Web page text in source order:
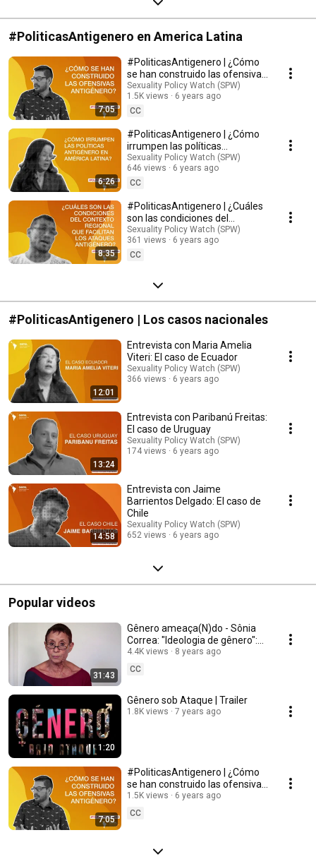
#PoliticasAntigenero en America Latina
7:05
#PoliticasAntigenero | ¿Cómo
se han construido las ofensivas
antigénero?
Sexuality Policy Watch (SPW)
1.5K views
6 years ago
CC
6:26
#PoliticasAntigenero | ¿Cómo
irrumpen las políticas
antigénero en América Latina?
Sexuality Policy Watch (SPW)
646 views
6 years ago
CC
8:35
#PoliticasAntigenero | ¿Cuáles
son las condiciones del
contexto regional ?
Sexuality Policy Watch (SPW)
361 views
6 years ago
CC
#PoliticasAntigenero | Los casos nacionales
12:01
Entrevista con Maria Amelia
Viteri: El caso de Ecuador
Sexuality Policy Watch (SPW)
366 views
6 years ago
13:24
Entrevista con Paribanú Freitas:
El caso de Uruguay
Sexuality Policy Watch (SPW)
174 views
6 years ago
14:58
Entrevista con Jaime
Barrientos Delgado: El caso de
Chile
Sexuality Policy Watch (SPW)
652 views
6 years ago
Popular videos
31:43
Gênero ameaça(N)do - Sônia
Correa: "Ideologia de gênero":
rastros perdidos e pontos
cegos
4.4K views
8 years ago
CC
1:20
Gênero sob Ataque | Trailer
1.8K views 7 years ago
7:05
#PoliticasAntigenero | ¿Cómo
se han construido las ofensivas
antigénero?
1.5K views
6 years ago
CC